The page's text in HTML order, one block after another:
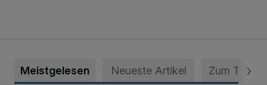
Meistgelesen Neueste Artikel Zum Thema